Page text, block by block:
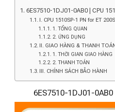
6ES7510-1DJ01-0AB0 | CPU
I. CPU 1510SP-1 PN for ET
1. TỔNG QUAN
2. ỨNG DỤNG
II. GIAO HÀNG & THANH
1. THỜI GIAN GIAO HÀNG
2. THANH TOÁN
III. CHÍNH SÁCH BẢO HÀNH
6ES7510-1DJ01-